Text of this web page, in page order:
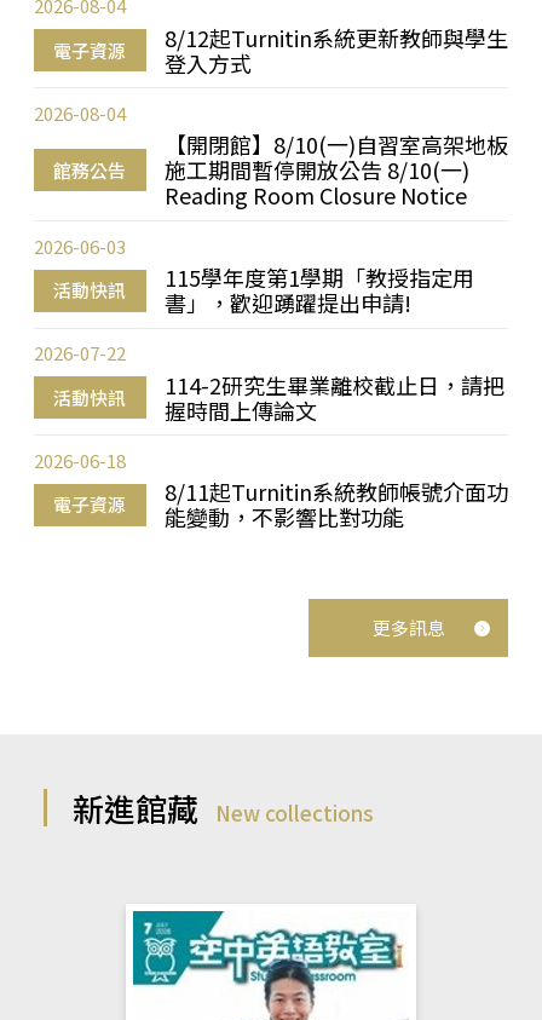
電子資源
8/12起Turnitin系統更新教師與學生
登入方式
2026-08-04
館務公告
【開閉館】8/10(一)自習室高架地板
施工期間暫停開放公告 8/10(一)
Reading Room Closure Notice
2026-08-04
活動快訊
115學年度第1學期「教授指定用
書」，歡迎踴躍提出申請!
2026-06-03
活動快訊
114-2研究生畢業離校截止日，請把
握時間上傳論文
2026-07-22
電子資源
8/11起Turnitin系統教師帳號介面功
能變動，不影響比對功能
2026-06-18
更多訊息
新進館藏 New collections